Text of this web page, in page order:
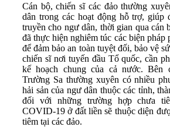
Cán bộ, chiến sĩ các đảo thường
dân trong các hoạt động hỗ trợ, giúp
truyền cho ngư dân, thời gian qua cán
đã thực hiện nghiêm túc các biện pháp
để đảm bảo an toàn tuyệt đối, bảo vệ
chiến sĩ nơi tuyến đầu Tổ quốc, cần
kế hoạch chung của cả nước. Bên
Trường Sa thường xuyên có nhiều
hải sản của ngư dân thuộc các tỉnh,
đối với những trường hợp chưa
COVID-19 ở đất liền sẽ thuộc diện
tiêm tại các đảo.